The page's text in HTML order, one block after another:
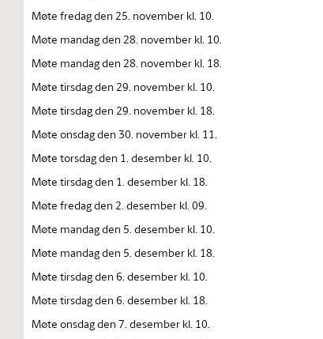
Møte fredag den 25. november kl. 10.
Møte mandag den 28. november kl. 10.
Møte mandag den 28. november kl. 18.
Møte tirsdag den 29. november kl. 10.
Møte tirsdag den 29. november kl. 18.
Møte onsdag den 30. november kl. 11.
Møte torsdag den 1. desember kl. 10.
Møte tirsdag den 1. desember kl. 18.
Møte fredag den 2. desember kl. 09.
Møte mandag den 5. desember kl. 10.
Møte mandag den 5. desember kl. 18.
Møte tirsdag den 6. desember kl. 10.
Møte tirsdag den 6. desember kl. 18.
Møte onsdag den 7. desember kl. 10.